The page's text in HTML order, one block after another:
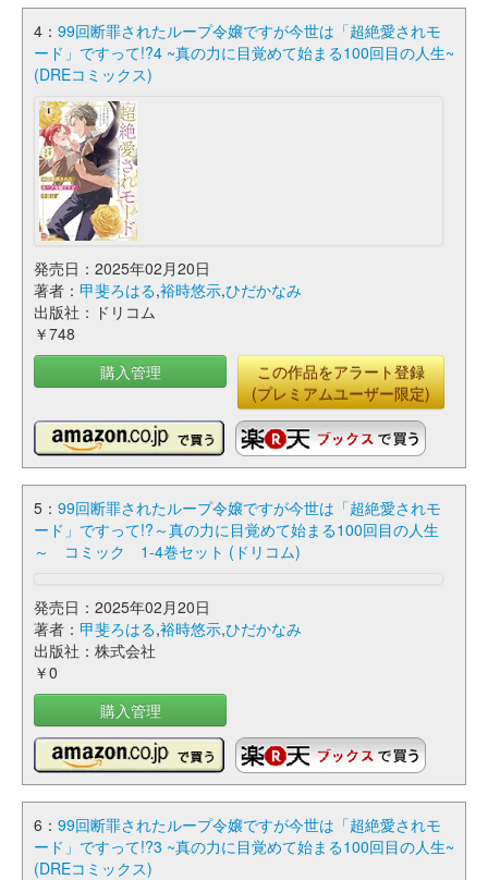
4： 99回断罪されたループ令嬢ですが今世は「超絶愛されモ
ード」ですって!?4 ~真の力に目覚めて始まる100回目の人生~
(DREコミックス)
発売日：2025年02月20日
著者： 甲斐ろはる,裕時悠示,ひだかなみ
出版社：ドリコム
￥748
購入管理
この作品をアラート登録
(プレミアムユーザー限定)
5： 99回断罪されたループ令嬢ですが今世は「超絶愛されモ
ード」ですって!?～真の力に目覚めて始まる100回目の人生
～ コミック 1-4巻セット (ドリコム)
発売日：2025年02月20日
著者： 甲斐ろはる,裕時悠示,ひだかなみ
出版社：株式会社
￥0
購入管理
6： 99回断罪されたループ令嬢ですが今世は「超絶愛されモ
ード」ですって!?3 ~真の力に目覚めて始まる100回目の人生~
(DREコミックス)